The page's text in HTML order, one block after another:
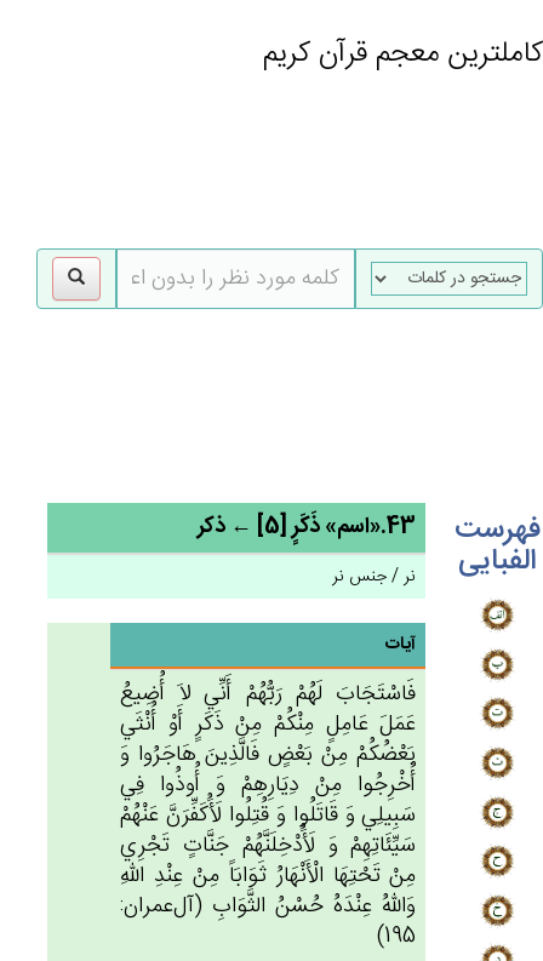
کاملترین معجم قرآن کریم
فهرست
الفبایی
43.«اسم» ذَكَرٍ [5] ← ذکر
نر / جنس نر
آیات
فَاسْتَجَاب‌َ لَهُم‌ْ رَبُّهُم‌ْ أَنِّي‌ لاَ أُضِيع‌ُ
عَمَل‌َ عَامِل‌ٍ مِنْكُمْ‌ مِنْ‌ ذَكَرٍ أَوْ أُنْثَي‌
بَعْضُكُمْ‌ مِنْ‌ بَعْض‌ٍ فَالَّذِين‌َ هَاجَرُوا وَ
أُخْرِجُوا مِنْ‌ دِيَارِهِم‌ْ وَ أُوذُوا فِي‌
سَبِيلِي‌ وَ قَاتَلُوا وَ قُتِلُوا لَأَُكَفِّرَن‌َّ عَنْهُمْ‌
سَيِّئَاتِهِم‌ْ وَ لَأَُدْخِلَنَّهُم‌ْ جَنَّات‌ٍ تَجْرِي‌
مِنْ‌ تَحْتِهَا الْأَنْهَارُ ثَوَابَاً مِن‌ْ عِنْدِ الله‌ِ
وَالله‌ُ عِنْدَه‌ُ حُسْن‌ُ الثَّوَاب‌ِ (آل‌عمران:
195)